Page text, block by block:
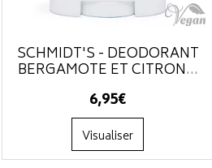
SCHMIDT'S - DÉODORANT
BERGAMOTE ET CITRON...
6,95€
Visualiser